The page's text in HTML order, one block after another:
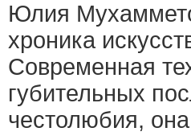
Юлия
хроника
Современная
губительных
честолюбия,